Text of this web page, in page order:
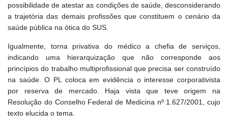
possibilidade de atestar as condições de saúde, desconsiderando
a trajetória das demais profissões que constituem o cenário da
saúde pública na ótica do SUS.
Igualmente, torna privativa do médico a chefia de serviços,
indicando uma hierarquização que não corresponde aos
princípios do trabalho multiprofissional que precisa ser construído
na saúde. O PL coloca em evidência o interesse corporativista
por reserva de mercado. Haja vista que teve origem na
Resolução do Conselho Federal de Medicina nº 1.627/2001, cujo
texto elucida o tema.